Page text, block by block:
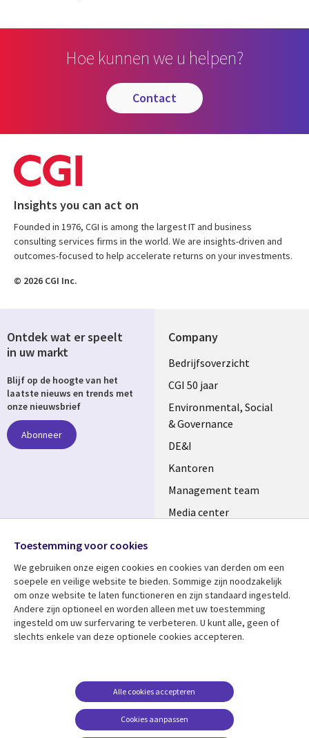
Hoe kunnen we u helpen?
contact
Insights you can act on
Founded in 1976, CGI is among the largest IT and business
consulting services firms in the world. We are insights-driven and
outcomes-focused to help accelerate returns on your investments.
© 2026 CGI Inc.
Company
Useful
links
NETHERLANDS
Bedrijfsoverzicht
CGI 50 jaar
Environmental, Social
& Governance
DE&I
Kantoren
Management team
Media center
Bekijk meer
Library
NETHERLANDS
Artikelen
Evenementen
Support
Legal
Disclaimer
Cookie management
Ontdek wat er speelt
in uw markt
Blijf op de hoogte van het
laatste nieuws en trends met
onze nieuwsbrief
Abonneer
Media
NETHERLANDS
Toestemming voor cookies
We gebruiken onze eigen cookies en cookies van derden om een ​​
soepele en veilige website te bieden. Sommige zijn noodzakelijk
om onze website te laten functioneren en zijn standaard ingesteld.
Andere zijn optioneel en worden alleen met uw toestemming
ingesteld om uw surfervaring te verbeteren. U kunt alle, geen of
slechts enkele van deze optionele cookies accepteren.
Cookies aanpassen
Alle cookies accepteren